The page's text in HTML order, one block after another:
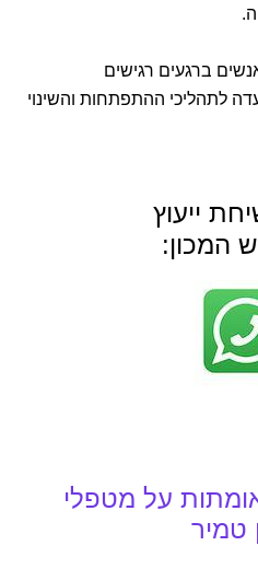
ברגעים רגישים
לתהליכי ההתפתחות והשינוי
ייעוץ
המכון: